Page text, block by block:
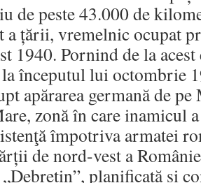
de peste 43.000 de
a țării, vremelnic ocupat
1940. Pornind de la
la începutul lui octombrie
apărarea germană de
zonă în care inamicul
împotriva armatei
de nord-vest a
planificată și